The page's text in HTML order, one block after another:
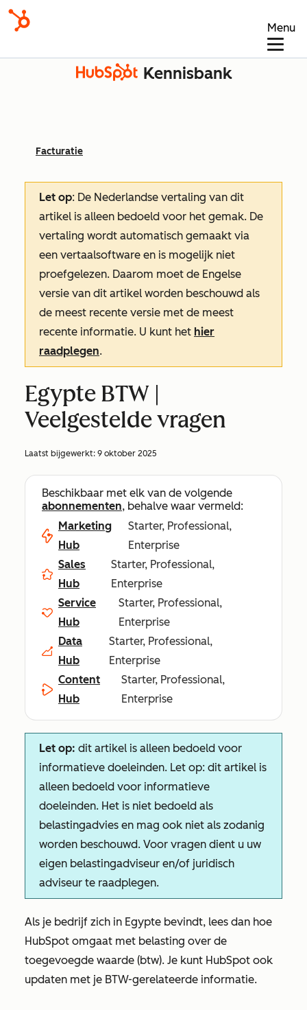
Menu
Kennisbank
Facturatie
Let op: De Nederlandse vertaling van dit
artikel is alleen bedoeld voor het gemak. De
vertaling wordt automatisch gemaakt via
een vertaalsoftware en is mogelijk niet
proefgelezen. Daarom moet de Engelse
versie van dit artikel worden beschouwd als
de meest recente versie met de meest
recente informatie. U kunt het hier
raadplegen.
Egypte BTW |
Veelgestelde vragen
Laatst bijgewerkt: 9 oktober 2025
Beschikbaar met elk van de volgende
abonnementen, behalve waar vermeld:
Marketing
Hub
Starter, Professional,
Enterprise
Sales
Hub
Starter, Professional,
Enterprise
Service
Hub
Starter, Professional,
Enterprise
Data
Hub
Starter, Professional,
Enterprise
Content
Hub
Starter, Professional,
Enterprise
Let op: dit artikel is alleen bedoeld voor
informatieve doeleinden. Let op: dit artikel is
alleen bedoeld voor informatieve
doeleinden. Het is niet bedoeld als
belastingadvies en mag ook niet als zodanig
worden beschouwd. Voor vragen dient u uw
eigen belastingadviseur en/of juridisch
adviseur te raadplegen.
Als je bedrijf zich in Egypte bevindt, lees dan hoe
HubSpot omgaat met belasting over de
toegevoegde waarde (btw). Je kunt HubSpot ook
updaten met je BTW-gerelateerde informatie.